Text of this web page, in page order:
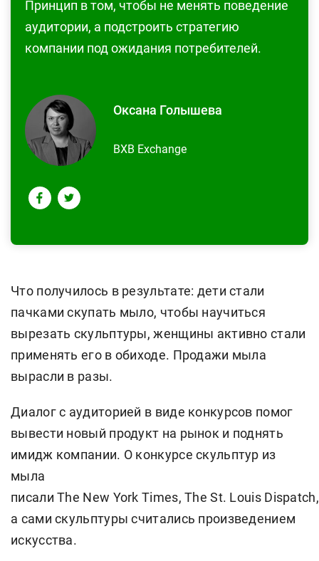
Принцип в том, чтобы не менять поведение
аудитории, а подстроить стратегию
компании под ожидания потребителей.
Оксана Голышева
BXB Exchange
Что получилось в результате: дети стали
пачками скупать мыло, чтобы научиться
вырезать скульптуры, женщины активно стали
применять его в обиходе. Продажи мыла
вырасли в разы.
Диалог с аудиторией в виде конкурсов помог
вывести новый продукт на рынок и поднять
имидж компании. О конкурсе скульптур из
мыла
писали The New York Times, The St. Louis Dispatch,
а сами скульптуры считались произведением
искусства.